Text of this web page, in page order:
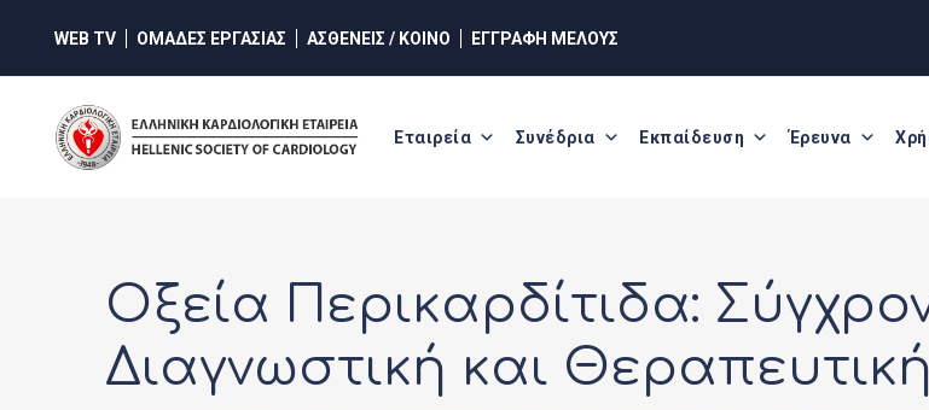
content
WEB TV ΟΜΑΔΕΣ ΕΡΓΑΣΙΑΣ ΑΣΘΕΝΕΙΣ / ΚΟΙΝΟ ΕΓΓΡΑΦΗ ΜΕΛΟΥΣ
Εταιρεία Συνέδρια Εκπαίδευση Έρευνα
Οξεία Περικαρδίτιδα:
Διαγνωστική και